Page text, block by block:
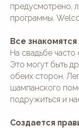
предусмотрено,
программы.
Все
На свадьбе
Это могут быть
обеих сторон.
шампанского
подружиться и
Создается